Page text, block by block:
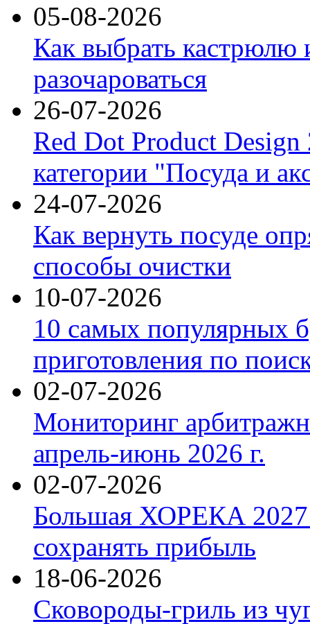
05-08-2026
Как выбрать кастрюлю
разочароваться
26-07-2026
Red Dot Product Design
категории "Посуда и
24-07-2026
Как вернуть посуде
способы очистки
10-07-2026
10 самых популярных
приготовления по
02-07-2026
Мониторинг
апрель-июнь 2026 г.
02-07-2026
Большая ХОРЕКА 2027:
сохранять прибыль
18-06-2026
Сковороды-гриль из